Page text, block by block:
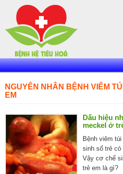
content
NGUYÊN NHÂN BỆNH VIÊM
EM
Dấu hiệu
meckel ở
Bệnh viêm
sinh số trẻ
Vậy cơ chế
trẻ em là gì?